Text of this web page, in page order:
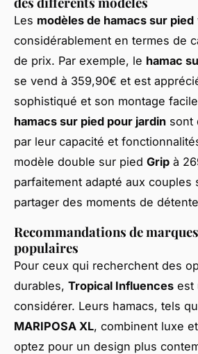
Les modèles de hamacs sur pied
considérablement en termes de
de prix. Par exemple, le hamac
se vend à 359,90€ et est
sophistiqué et son montage
hamacs sur pied pour jardin sont
par leur capacité et
modèle double sur pied Grip à
parfaitement adapté aux couples
partager des moments de
Recommandations de
populaires
Pour ceux qui recherchent des
durables, Tropical Influences est
considérer. Leurs hamacs, tels
MARIPOSA XL, combinent luxe
optez pour un design plus